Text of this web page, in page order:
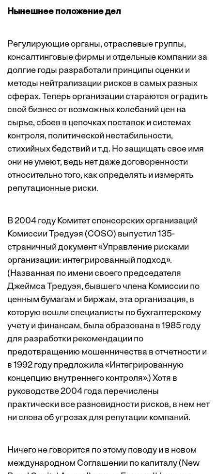
Нынешнее положение дел
Регулирующие органы, отраслевые группы,
консалтинговые фирмы и отдельные компании за
долгие годы разработали принципы оценки и
методы нейтрализации рисков в самых разных
сферах. Теперь организации стараются оградить
свой бизнес от возможных колебаний цен на
сырье, сбоев в цепочках поставок и системах
контроля, политической нестабильности,
стихийных бедствий и т.д. Но защищать свое имя
они не умеют, ведь нет даже договоренности
относительно того, как определять и измерять
репутационные риски.
В 2004 году Комитет спонсорских организаций
Комиссии Тредуэя (COSO) выпустил 135-
страничный документ «Управление рисками
организации: интегрированный подход».
(Названная по имени своего председателя
Джеймса Тредуэя, бывшего члена Комиссии по
ценным бумагам и биржам, эта организация, в
которую вошли специалисты по бухгалтерскому
учету и финансам, была образована в 1985 году
для разработки рекомендации по
предотвращению мошенничества в отчетности и
в 1992 году предложила «Интегрированную
концепцию внутреннего контроля».) Хотя в
руководстве 2004 года перечислены
практически все разновидности рисков, в нем нет
ни слова об угрозах для репутации компаний.
Ничего не говорится по этому поводу и в новом
международном Соглашении по капиталу (New